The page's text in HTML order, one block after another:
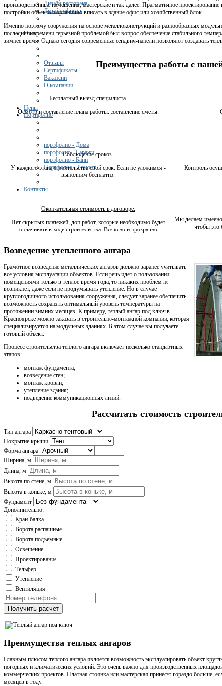
Дизайн ресторана
Дизайн офисов
О нас
Отзывы
Сертификаты
Вакансии
О компании
Цены
Портфолио
портфолио - Дома
портфолио - Гаражи
портфолио - Бани
Портфолио - Ремонт
Контакты
производственные помещения, мастерские и так далее. Прагматичное
постройки объекта и органично вписать в здание офис или хозяйственный блок.
Именно поэтому сооружения на основе металлоконструкций и разнообразных
последнего времени серьезной проблемой был вопрос обеспечение стабильного
зимнее время. Однако сегодня современные сендвич-панели позволяют создавать
Преимущества работы с
Бесплатный выезд специалиста.
Осмотр и составление плана работы, составление сметы.
Соблюдение сроков.
У каждого этапа строительства свой срок. Если не уложимся -
выполним бесплатно.
Контроль
Окончательная стоимость в договоре.
Нет скрытых платежей, доп.работ, которые необходимо будет
оплачивать в ходе строительства. Все ясно и прозрачно
Мы делаем имеено
чтобы это
Возведение утепленного ангара
Грамотное возведение металлических ангаров должно заранее учитывать
все условия эксплуатации объектов. Если речь идет о пользовании
помещениями только в теплое время года, то никаких проблем не
возникнет, даже если не продумывать утепление. Но в случае
круглогодичного использования сооружения, следует заранее обеспечить
возможность сохранять оптимальный уровень температуры на
протяжении зимних месяцев. К примеру, теплый ангар под ключ в
Красноярске можно заказать в строительно-монтажной компании, которая
специализируется на модульных зданиях. В этом случае вы получаете
готовый объект.
Процесс строительства теплого ангара включает несколько стандартных
этапов:
монтаж фундамента;
возведение стен;
монтаж кровли;
утепление здания;
подведение коммуникационных линий.
Рассчитать стоимость
Тип ангара
Покрытие крыши
Форма ангара
Ширина, м
Длина, м
Высота по стене, м
Высота в коньке, м
Фундамент
Дополнительно:
Кран-балка
Ворота распашные
Ворота подъемные
Освещение
Проектирование
Тельфер
Утепление
Вентиляция
Получить расчет
Преимущества теплых ангаров
Главным плюсом теплого ангара является возможность эксплуатировать объект
погодных и климатических условий. Это очень важно для производственных
коммерческих проектов. Платная стоянка или мастерская принесет гораздо больше,
месяцев в году.